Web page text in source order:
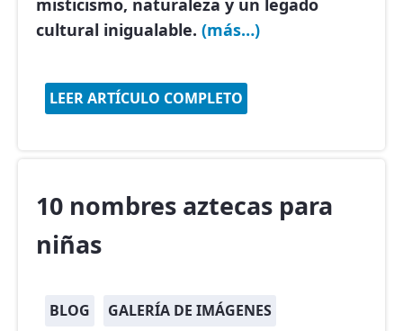
misticismo, naturaleza y un legado
cultural inigualable. (más…)
LEER ARTÍCULO COMPLETO
10 nombres aztecas para
niñas
BLOG GALERÍA DE IMÁGENES